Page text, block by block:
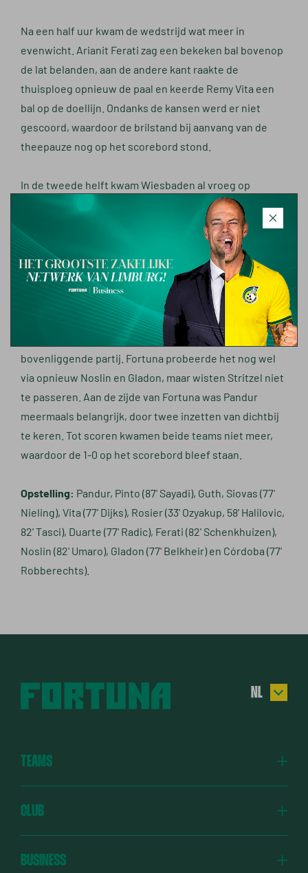
Na een half uur kwam de wedstrijd wat meer in
evenwicht. Arianit Ferati zag een bekeken bal bovenop
de lat belanden, aan de andere kant raakte de
thuisploeg opnieuw de paal en keerde Remy Vita een
bal op de doellijn. Ondanks de kansen werd er niet
gescoord, waardoor de brilstand bij aanvang van de
theepauze nog op het scorebord stond.
In de tweede helft kwam Wiesbaden al vroeg op
voorsprong. Deroy Duarte verloor onnodig de bal en
zag hoe Froese daar optimaal van profiteerde door de
bal in de korte hoek langs Pandur te schuiven. Direct na
de aftrap was er opnieuw een grote kans voor de
Duitsers, deze keer door een slippertje van Rodrigo
Guth. Hollerbach schoot de bal echter net naast.
In het restant van de wedstrijd bleef Wiesbaden de
bovenliggende partij. Fortuna probeerde het nog wel
via opnieuw Noslin en Gladon, maar wisten Stritzel niet
te passeren. Aan de zijde van Fortuna was Pandur
meermaals belangrijk, door twee inzetten van dichtbij
te keren. Tot scoren kwamen beide teams niet meer,
waardoor de 1-0 op het scorebord bleef staan.
Opstelling: Pandur, Pinto (87' Sayadi), Guth, Siovas (77'
Nieling), Vita (77' Dijks), Rosier (33' Ozyakup, 58' Halilovic,
82' Tasci), Duarte (77' Radic), Ferati (82' Schenkhuizen),
Noslin (82' Umaro), Gladon (77' Belkheir) en Córdoba (77'
Robberechts).
NL
TR
TEAMS
CLUB
BUSINESS